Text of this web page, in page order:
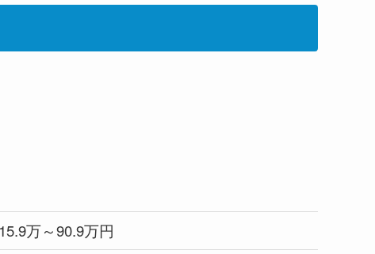
15.9万～90.9万円